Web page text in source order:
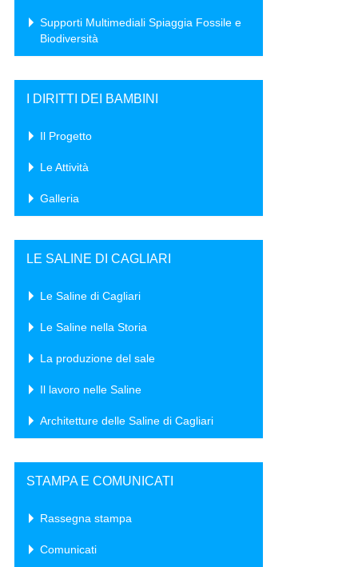
Supporti Multimediali Spiaggia Fossile e
Biodiversità
I DIRITTI DEI BAMBINI
Il Progetto
Le Attività
Galleria
LE SALINE DI CAGLIARI
Le Saline di Cagliari
Le Saline nella Storia
La produzione del sale
Il lavoro nelle Saline
Architetture delle Saline di Cagliari
STAMPA E COMUNICATI
Rassegna stampa
Comunicati